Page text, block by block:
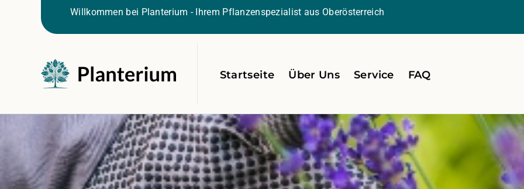
Willkommen bei Planterium - Ihrem Pflanzenspezialist aus Oberösterreich
Startseite Über Uns Service FAQ